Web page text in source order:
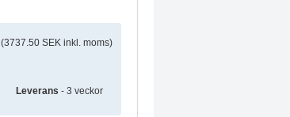
(3737.50 SEK inkl. moms)
Leverans - 3 veckor